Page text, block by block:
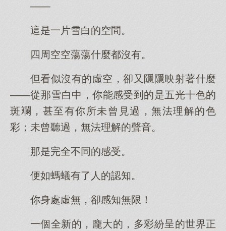
——
這是一片雪白的空間。
四周空空蕩蕩什麼都沒有。
但看似沒有的虛空，卻又隱隱映射著什麼
——從那雪白中，你能感受到的是五光十色的
斑斕，甚至有你所未曾見過，無法理解的色
彩；未曾聽過，無法理解的聲音。
那是完全不同的感受。
便如螞蟻有了人的認知。
你身處虛無，卻感知無限！
一個全新的，龐大的，多彩紛呈的世界正